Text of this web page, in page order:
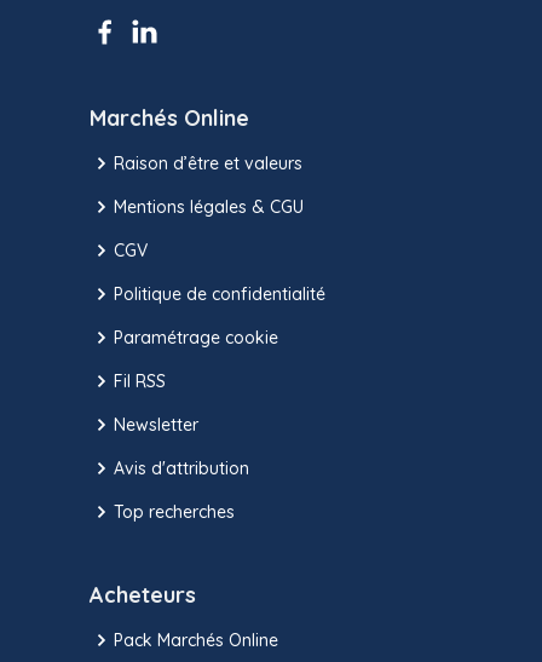
Marchés Online
Raison d’être et valeurs
Mentions légales & CGU
CGV
Politique de confidentialité
Paramétrage cookie
Fil RSS
Newsletter
Avis d'attribution
Top recherches
Acheteurs
Pack Marchés Online